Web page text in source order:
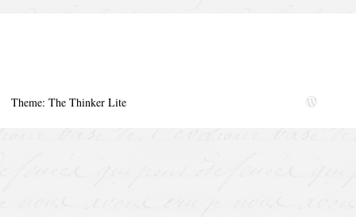
Theme: The Thinker Lite